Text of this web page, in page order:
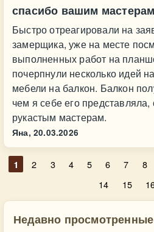
спасибо вашим мастерам
Быстро отреагировали на
замерщика, уже на месте
выполненных работ на
почерпнули несколько идей
мебели на балкон. Балкон
чем я себе его
рукастым мастерам.
Яна, 20.03.2026
1 2 3 4 5 6 7 8
14
15
Недавно просмотренные